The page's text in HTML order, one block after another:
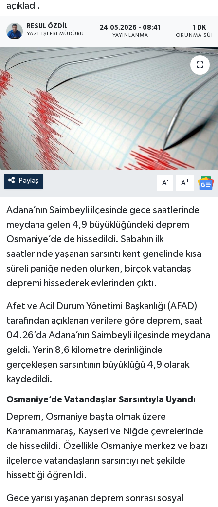
açıkladı.
RESUL ÖZDIL
YAZI İŞLERI MÜDÜRÜ
24.05.2026 - 08:41
YAYINLANMA
1 DK
OKUNMA
Paylaş A- A+
Adana’nın Saimbeyli ilçesinde gece saatlerinde
meydana gelen 4,9 büyüklüğündeki deprem
Osmaniye’de de hissedildi. Sabahın ilk
saatlerinde yaşanan sarsıntı kent genelinde kısa
süreli paniğe neden olurken, birçok vatandaş
depremi hissederek evlerinden çıktı.
Afet ve Acil Durum Yönetimi Başkanlığı (AFAD)
tarafından açıklanan verilere göre deprem, saat
04.26’da Adana’nın Saimbeyli ilçesinde meydana
geldi. Yerin 8,6 kilometre derinliğinde
gerçekleşen sarsıntının büyüklüğü 4,9 olarak
kaydedildi.
Osmaniye’de Vatandaşlar Sarsıntıyla Uyandı
Deprem, Osmaniye başta olmak üzere
Kahramanmaraş, Kayseri ve Niğde çevrelerinde
de hissedildi. Özellikle Osmaniye merkez ve bazı
ilçelerde vatandaşların sarsıntıyı net şekilde
hissettiği öğrenildi.
Gece yarısı yaşanan deprem sonrası sosyal